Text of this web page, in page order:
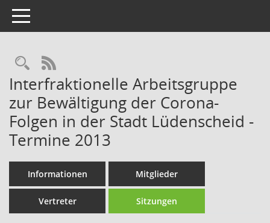
Toggle navigation
Rechercheauswahl
RSS-Feed
Interfraktionelle Arbeitsgruppe
zur Bewältigung der Corona-
Folgen in der Stadt Lüdenscheid -
Termine 2013
Informationen Mitglieder
Vertreter Sitzungen